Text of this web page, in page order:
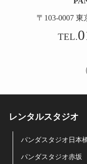
〒103-0007
TEL.
レンタルスタジオ
パンダスタジオ日本
パンダスタジオ赤坂